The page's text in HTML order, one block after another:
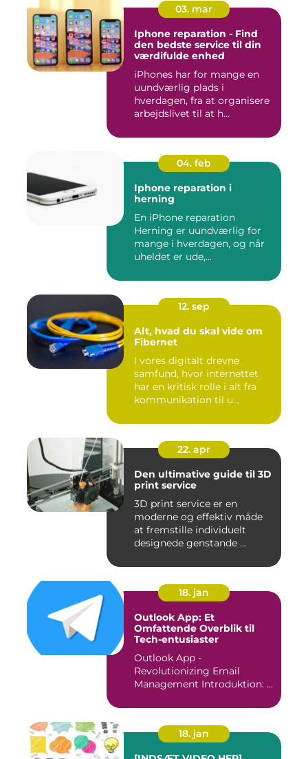
03. mar
Iphone reparation - Find
den bedste service til din
værdifulde enhed
iPhones har for mange en
uundværlig plads i
hverdagen, fra at organisere
arbejdslivet til at h...
04. feb
Iphone reparation i
herning
En iPhone reparation
Herning er uundværlig for
mange i hverdagen, og når
uheldet er ude,...
12. sep
Alt, hvad du skal vide om
Fibernet
I vores digitalt drevne
samfund, hvor internettet
har en kritisk rolle i alt fra
kommunikation til u...
22. apr
Den ultimative guide til 3D
print service
3D print service er en
moderne og effektiv måde
at fremstille individuelt
designede genstande ...
18. jan
Outlook App: Et
Omfattende Overblik til
Tech-entusiaster
Outlook App -
Revolutionizing Email
Management Introduktion: ...
18. jan